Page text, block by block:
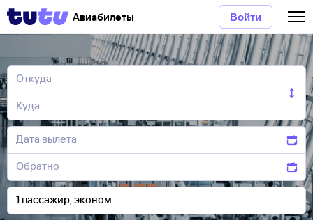
Авиабилеты Войти